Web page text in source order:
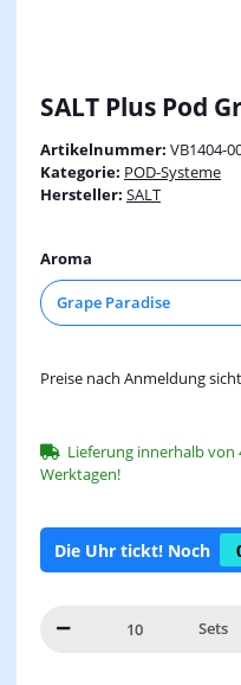
SALT Plus Pod
Artikelnummer: VB1404-
Kategorie: POD-Systeme
Hersteller: SALT
Aroma
Grape Paradise
Preise nach Anmeldung
Lieferung innerhalb von
Werktagen!
Die Uhr tickt! Noch
Sets